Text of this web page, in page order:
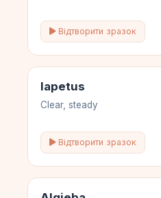
Відтворити зразок
Iapetus
Clear, steady
Відтворити зразок